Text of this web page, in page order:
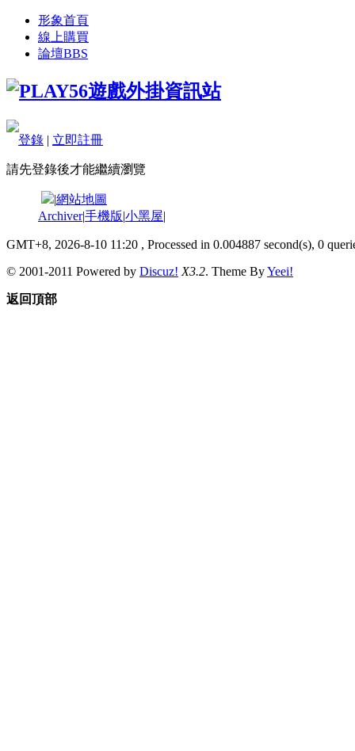
形象首頁
線上購買
論壇BBS
登錄 | 立即註冊
請先登錄後才能繼續瀏覽
|網站地圖
Archiver|手機版|小黑屋|
GMT+8, 2026-8-10 11:20 , Processed in 0.004887 second(s), 0
© 2001-2011 Powered by Discuz! X3.2. Theme ByYeei!
返回頂部